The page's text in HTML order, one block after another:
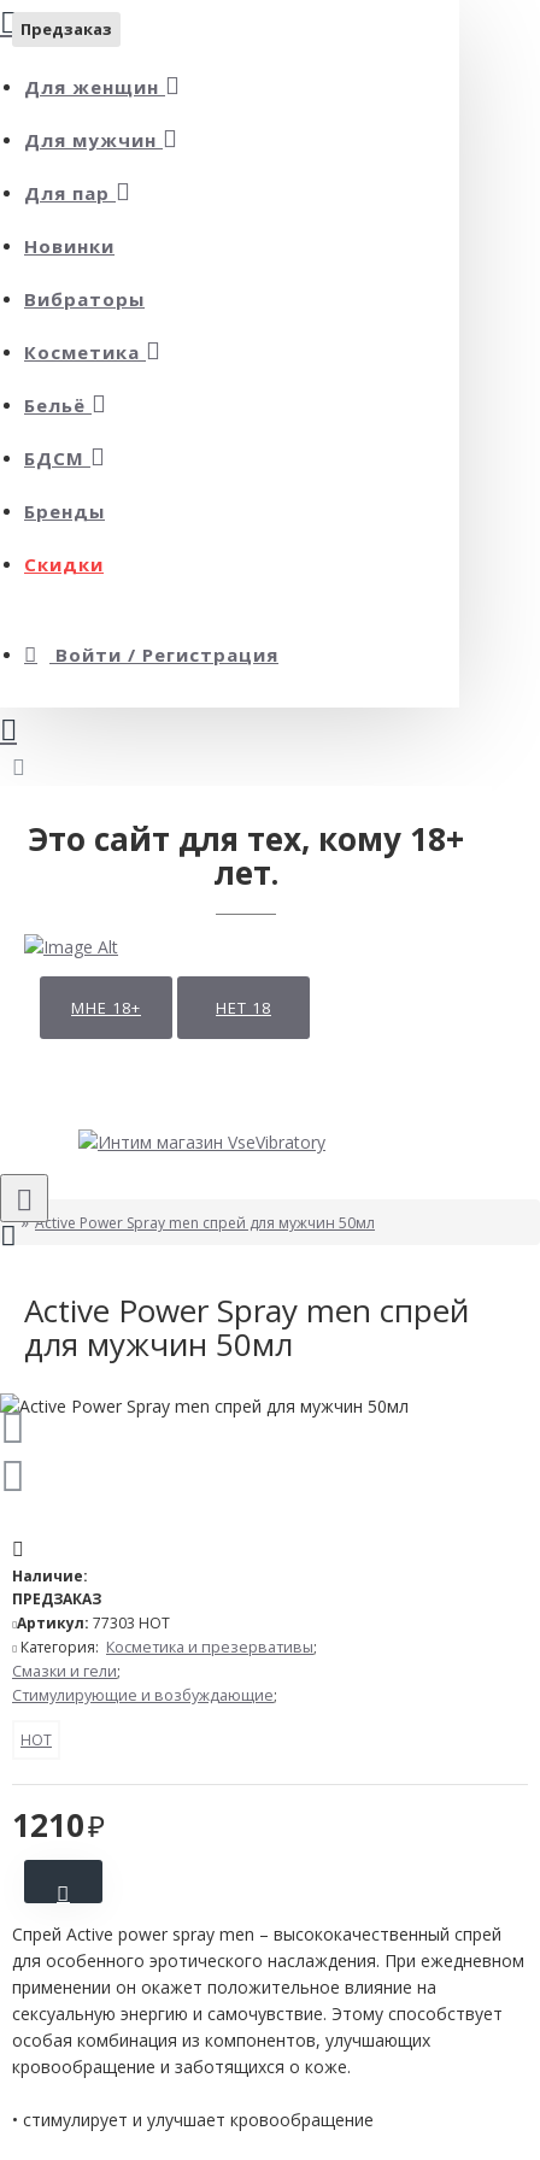
Для женщин
Для мужчин
Для пар
Новинки
Вибраторы
Косметика
Бельё
БДСМ
Бренды
Скидки
Войти / Регистрация
Это сайт для тех, кому 18+
лет.
МНЕ 18+ НЕТ 18
Active Power Spray men спрей для мужчин 50мл
Active Power Spray men спрей
для мужчин 50мл
1210
Предзаказ
Наличие:
ПРЕДЗАКАЗ
Артикул: 77303 HOT
Категория: Косметика и презервативы;
Смазки и гели;
Стимулирующие и возбуждающие;
HOT
Спрей Active power spray men – высококачественный спрей
для особенного эротического наслаждения. При ежедневном
применении он окажет положительное влияние на
сексуальную энергию и самочувствие. Этому способствует
особая комбинация из компонентов, улучшающих
кровообращение и заботящихся о коже.
• стимулирует и улучшает кровообращение